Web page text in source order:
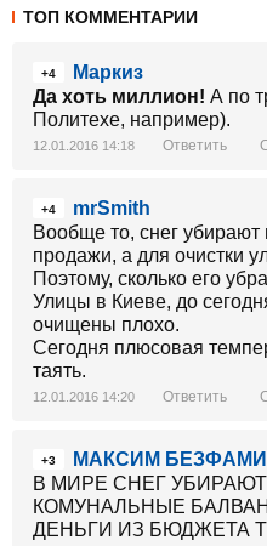
ТОП КОММЕНТАРИИ
+4
Маркиз
Да хоть миллион! А по
Политехе, например).
12.01.2016 14:18 Ответить
+4
mrSmith
Вообще то, снег
продажи, а для очистки
Поэтому, сколько его
Улицы в Киеве, до
очищены плохо.
Сегодня плюсовая
таять.
12.01.2016 14:20 Ответить
+3
МАКСИМ
В МИРЕ СНЕГ
КОМУНАЛЬНЫЕ
ДЕНЬГИ ИЗ БЮДЖЕТА